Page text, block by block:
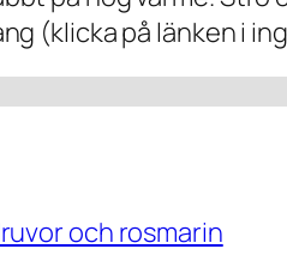
(klicka på länken i
och rosmarin